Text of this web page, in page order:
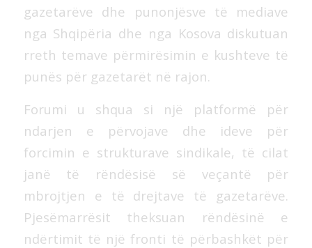
gazetarëve dhe punonjësve të mediave
nga Shqipëria dhe nga Kosova diskutuan
rreth temave përmirësimin e kushteve të
punës për gazetarët në rajon.
Forumi u shqua si një platformë për
ndarjen e përvojave dhe ideve për
forcimin e strukturave sindikale, të cilat
janë të rëndësisë së veçantë për
mbrojtjen e të drejtave të gazetarëve.
Pjesëmarrësit theksuan rëndësinë e
ndërtimit të një fronti të përbashkët për